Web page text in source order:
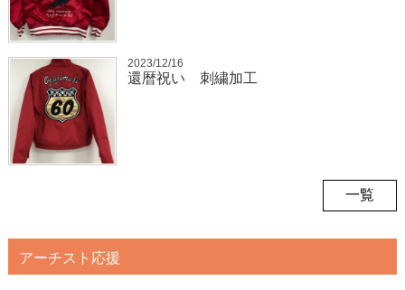
2023/12/16
還暦祝い 刺繍加工
一覧
アーチスト応援